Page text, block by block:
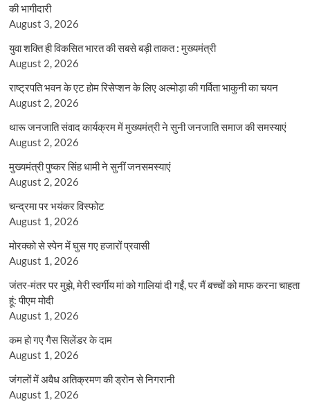
की भागीदारी
August 3, 2026
युवा शक्ति ही विकसित भारत की सबसे बड़ी ताकत : मुख्यमंत्री
August 2, 2026
राष्ट्रपति भवन के एट होम रिसेप्शन के लिए अल्मोड़ा की गर्विता भाकुनी का चयन
August 2, 2026
थारू जनजाति संवाद कार्यक्रम में मुख्यमंत्री ने सुनी जनजाति समाज की समस्याएं
August 2, 2026
मुख्यमंत्री पुष्कर सिंह धामी ने सुनीं जनसमस्याएं
August 2, 2026
चन्द्रमा पर भयंकर विस्फोट
August 1, 2026
मोरक्को से स्पेन में घुस गए हजारों प्रवासी
August 1, 2026
जंतर-मंतर पर मुझे, मेरी स्वर्गीय मां को गालियां दी गईं, पर मैं बच्चों को माफ करना चाहता
हूं: पीएम मोदी
August 1, 2026
कम हो गए गैस सिलेंडर के दाम
August 1, 2026
जंगलों में अवैध अतिक्रमण की ड्रोन से निगरानी
August 1, 2026